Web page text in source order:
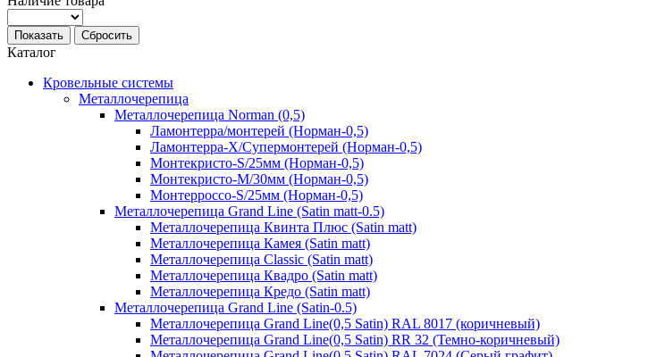
Показать Сбросить
Каталог
Кровельные системы
Металлочерепица
Металлочерепица Norman (0,5)
Ламонтерра/монтерей (Норман-0,5)
Ламонтерра-Х/Супермонтерей (Норман-0,5)
Монтекристо-S/25мм (Норман-0,5)
Монтекристо-M/30мм (Норман-0,5)
Монтерроссо-S/25мм (Норман-0,5)
Металлочерепица Grand Line (Satin matt-0.5)
Металлочерепица Квинта Плюс (Satin matt)
Металлочерепица Камея (Satin matt)
Металлочерепица Classic (Satin matt)
Металлочерепица Квадро (Satin matt)
Металлочерепица Кредо (Satin matt)
Металлочерепица Grand Line (Satin-0.5)
Металлочерепица Grand Line(0,5 Satin) RAL 8017 (коричневый)
Металлочерепица Grand Line(0,5 Satin) RR 32 (Темно-коричневый)